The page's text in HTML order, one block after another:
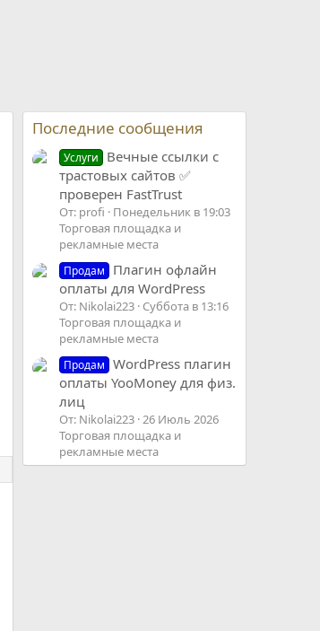
Последние сообщения
Услуги
Вечные ссылки с
трастовых сайтов ✅
проверен FastTrust
От: profi
Понедельник в 19:03
Торговая площадка и
рекламные места
Продам
Плагин офлайн
оплаты для WordPress
От: Nikolai223 Суббота в 13:16
Торговая площадка и
рекламные места
Продам
WordPress плагин
оплаты YooMoney для физ.
лиц
От: Nikolai223 26 Июль 2026
Торговая площадка и
рекламные места